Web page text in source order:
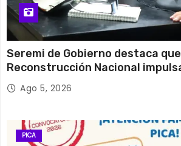
Seremi de Gobierno destaca
Reconstrucción Nacional
y el empleo en Tarapacá
Ago 5, 2026
PICA